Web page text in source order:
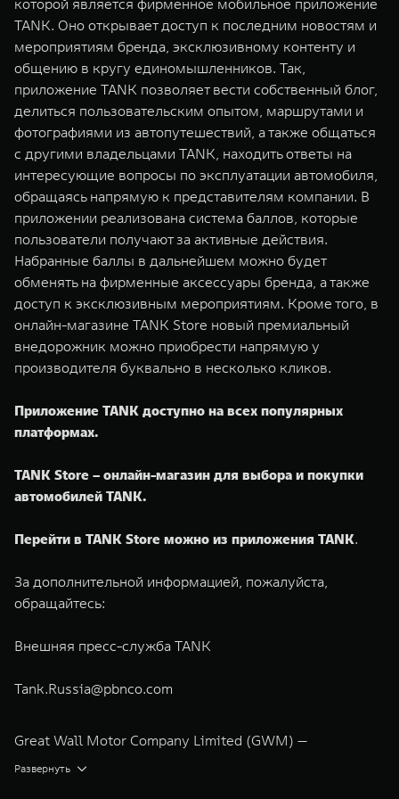
которой является фирменное мобильное приложение
TANK. Оно открывает доступ к последним новостям и
мероприятиям бренда, эксклюзивному контенту и
общению в кругу единомышленников. Так,
приложение TANK позволяет вести собственный блог,
делиться пользовательским опытом, маршрутами и
фотографиями из автопутешествий, а также общаться
с другими владельцами TANK, находить ответы на
интересующие вопросы по эксплуатации автомобиля,
обращаясь напрямую к представителям компании. В
приложении реализована система баллов, которые
пользователи получают за активные действия.
Набранные баллы в дальнейшем можно будет
обменять на фирменные аксессуары бренда, а также
доступ к эксклюзивным мероприятиям. Кроме того, в
онлайн-магазине TANK Store новый премиальный
внедорожник можно приобрести напрямую у
производителя буквально в несколько кликов.
Приложение TANK доступно на всех популярных
платформах.
TANK Store – онлайн-магазин для выбора и покупки
автомобилей TANK.
Перейти в TANK Store можно из приложения TANK.
За дополнительной информацией, пожалуйста,
обращайтесь:
Внешняя пресс-служба TANK
Tank.Russia@pbnco.com
Great Wall Motor Company Limited (GWM) —
глобальный производитель внедорожников,
Развернуть